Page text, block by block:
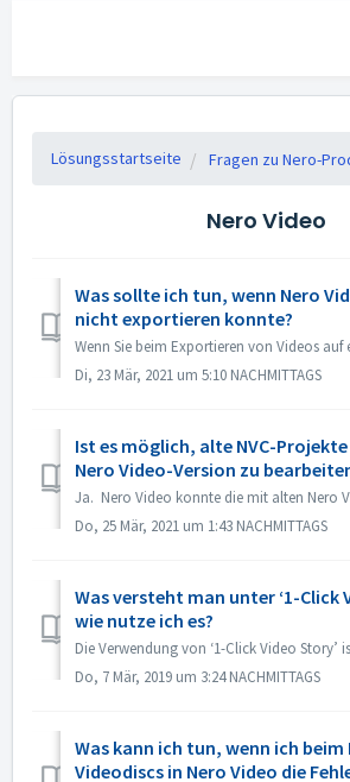
Lösungsstartseite Fragen zu Nero-
Nero Video
Was sollte ich tun, wenn Nero
nicht exportieren konnte?
Di, 23 Mär, 2021 um 5:10 NACHMITTAGS
Ist es möglich, alte NVC-
Nero Video-Version zu
Do, 25 Mär, 2021 um 1:43 NACHMITTAGS
Was versteht man unter ‘1-Click
wie nutze ich es?
Do, 7 Mär, 2019 um 3:24 NACHMITTAGS
Was kann ich tun, wenn ich beim
Videodiscs in Nero Video die